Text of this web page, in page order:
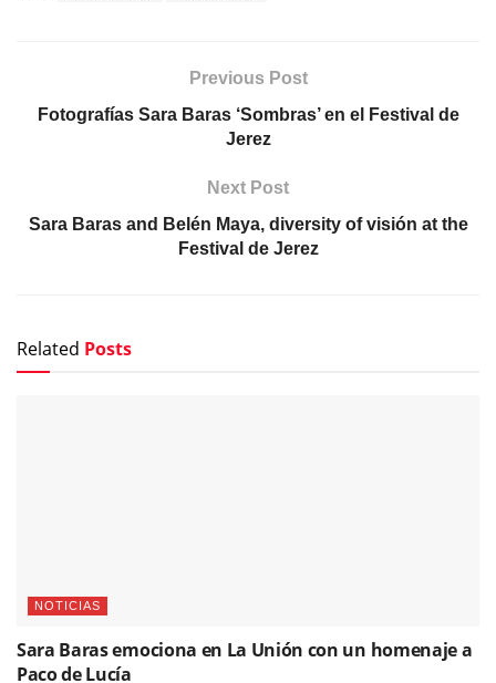
Previous Post
Fotografías Sara Baras ‘Sombras’ en el Festival de
Jerez
Next Post
Sara Baras and Belén Maya, diversity of visión at the
Festival de Jerez
Related Posts
NOTICIAS
Sara Baras emociona en La Unión con un homenaje a
Paco de Lucía